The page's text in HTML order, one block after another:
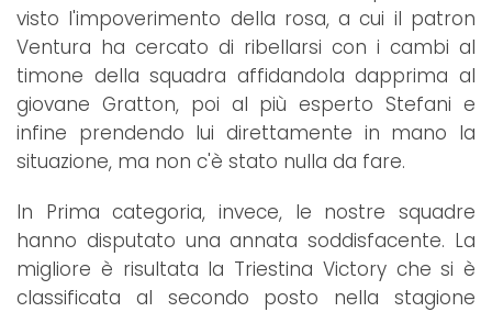
visto l'impoverimento della rosa, a cui il patron
Ventura ha cercato di ribellarsi con i cambi al
timone della squadra affidandola dapprima al
giovane Gratton, poi al più esperto Stefani e
infine prendendo lui direttamente in mano la
situazione, ma non c'è stato nulla da fare.
In Prima categoria, invece, le nostre squadre
hanno disputato una annata soddisfacente. La
migliore è risultata la Triestina Victory che si è
classificata al secondo posto nella stagione